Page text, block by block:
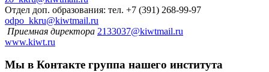
Отдел доп. образования: тел. +7 (391) 268-99-97
odpo_kkru@kiwtmail.ru
Приемная директора 2133037@kiwtmail.ru
www.kiwt.ru
Мы в Контакте группа нашего института